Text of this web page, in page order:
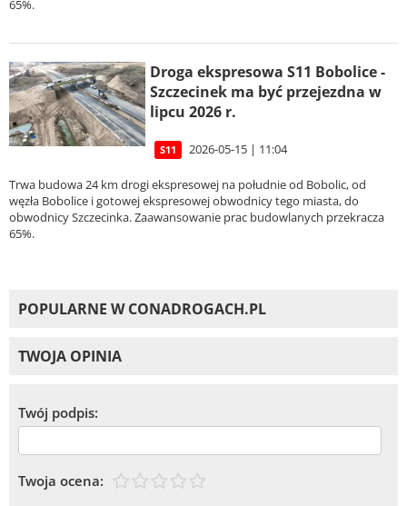
65%.
Droga ekspresowa S11 Bobolice -
Szczecinek ma być przejezdna w
lipcu 2026 r.
S11 2026-05-15 | 11:04
Trwa budowa 24 km drogi ekspresowej na południe od Bobolic, od
węzła Bobolice i gotowej ekspresowej obwodnicy tego miasta, do
obwodnicy Szczecinka. Zaawansowanie prac budowlanych przekracza
65%.
POPULARNE W CONADROGACH.PL
TWOJA OPINIA
Twój podpis:
Twoja ocena: